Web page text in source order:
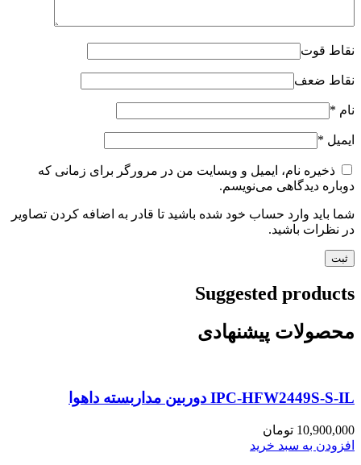
نقاط قوت
نقاط ضعف
نام *
ایمیل *
ذخیره نام، ایمیل و وبسایت من در مرورگر برای زمانی که
دوباره دیدگاهی می‌نویسم.
شما باید وارد حساب خود شده باشید تا قادر به اضافه کردن تصاویر
در نظرات باشید.
Suggested products
محصولات پیشنهادی
IPC-HFW2449S-S-IL دوربین مداربسته داهوا
10,900,000 تومان
افزودن به سبد خرید